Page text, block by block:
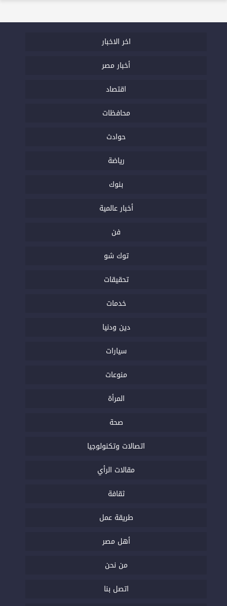
اخر الاخبار
أخبار مصر
اقتصاد
محافظات
حوادث
رياضة
بنوك
أخبار عالمية
فن
توك شو
تحقيقات
خدمات
دين ودنيا
سيارات
منوعات
المرأة
صحة
اتصالات وتكنولوجيا
مقالات الرأي
ثقافة
طريقة عمل
أهل مصر
من نحن
اتصل بنا